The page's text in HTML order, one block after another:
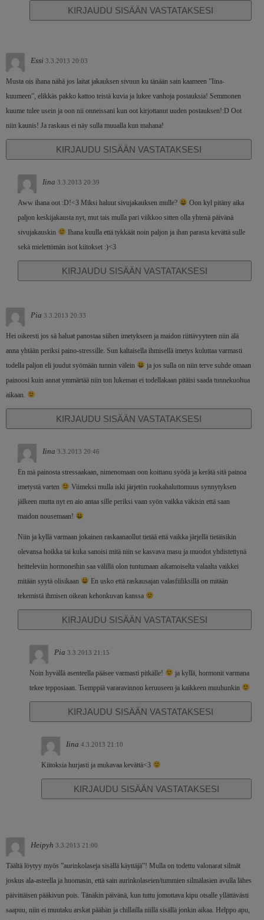
KIRJAUDU SISÄÄN VASTATAKSESI
Essi 3.3.2013 20:03
Musta ois ihana nähä jos laitat jakauksen sivuun ku tänään sain kaameen ”Iina-
kuumeen”, elikkäs pakko kattoo teistä kuvia ja lukee vanhoja postauksia! Semmonen
kuume tulee usein ja oon nii onneissani kun oot kirjottanut uuden postauksen!:D Oot
niin kaunis! Ja raskaus ei näy sulla muualla kun mahana!
KIRJAUDU SISÄÄN VASTATAKSESI
Iina 3.3.2013 20:39
Aww ihana oot :D!<3 Miksi haluut sivujakauksen mulle?
Oon kyl pitäny aika
paljon keskijakausta nyt, mut tais mulla pari viikkoo sitten olla yhtenä päivänä
sivujakauskin
Ihana kuulla että tykkäät noin paljon ja ihan parasta kevättä sulle
sekä mielettömän isot kiitokset :)<3
KIRJAUDU SISÄÄN VASTATAKSESI
Pia 3.3.2013 20:33
Hei oikeesti jos sä haluat panostaa siihen imetykseen ja maidon riittävyyteen niin älä
anna yhtään periksi paino-stressille. Sun kaltaisella ihmisellä imetys kuluttaa varmasti
todella paljon eli joudut syömään tunnin välein
ja jos sulla on niin terve suhde omaan
painoosi kuin annat ymmärtää niin ton lukeman ei todellakaan pitäisi saada tunnekuohua
aikaan.
KIRJAUDU SISÄÄN VASTATAKSESI
Iina 3.3.2013 20:46
En mä painosta stressaakaan, nimenomaan oon koittanu syödä ja kerätä sitä painoa
imetystä varten
Viimeksi mulla iski järjetön ruokahaluttomuus synnytyksen
jälkeen mutta nyt en aio antaa sille periksi vaan syön vaikka väkisin että saan
maidon nousemaan!
Niin ja kyllä varmaan jokainen raskaanaollut tietää että vaikka järjellä tietäisikin
olevansa hoikka tai kuka sanoisi mitä niin se kasvava masu ja muodot yhdistettynä
heitteleviin hormoneihin saa välillä olon tuntumaan aikamoiselta valaalta vaikkei
mitään syytä olisikaan
En usko että raskausajan valasfiiliksillä on mitään
tekemistä ihmisen oikean kehonkuvan kanssa
KIRJAUDU SISÄÄN VASTATAKSESI
Pia 3.3.2013 21:15
Noin hyvällä asenteella pääsee varmasti pitkälle!
ja kyllä, hormonit varmana
tekee tepposiaan. Tsemppiä vararavinnon keruuseen ja kaikkeen muuhunkin
KIRJAUDU SISÄÄN VASTATAKSESI
Iina 4.3.2013 21:10
Kiitoksia hurjasti ja mukavaa kevättä<3
KIRJAUDU SISÄÄN VASTATAKSESI
Heipyh 3.3.2013 21:00
Täältä löytyy myös ”aurinkolaseja sisällä käyttäjä”! Mulla on todettu valonarat silmät
joskus ala-asteella ja huomasin, että sain aurinkolaseien/tummien silmälasien avulla lähes
päivittäisen pääkivun pois. Tänäkin päivänä, kun tuttu jomottava kipu otsalle yllättävästi
saapuu, niin ei muutaku arskat päähän ja chillailla niillä sisällä jonkin aikaa. Helppo apu,